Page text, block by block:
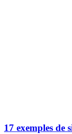
17 exemples de